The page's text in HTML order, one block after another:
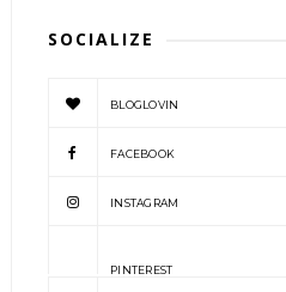
SOCIALIZE
BLOGLOVIN
FACEBOOK
INSTAGRAM
PINTEREST